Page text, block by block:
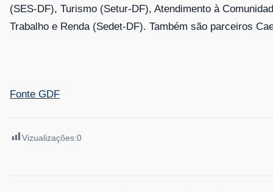
(SES-DF), Turismo (Setur-DF), Atendimento à
Trabalho e Renda (Sedet-DF). Também são parceiros
Fonte GDF
Vizualizações:0